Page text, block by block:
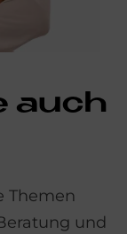
auch
Themen
und